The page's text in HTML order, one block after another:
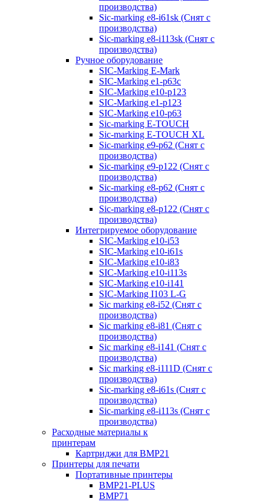
производства)
Sic-marking e8-i61sk (Снят с
производства)
Sic-marking e8-i113sk (Снят с
производства)
Ручное оборудование
SIC-Marking E-Mark
SIC-Marking e1-p63с
SIC-Marking e10-p123
SIC-Marking e1-p123
SIC-Marking e10-p63
Sic-marking E-TOUCH
Sic-marking E-TOUCH XL
Sic-marking e9-p62 (Снят с
производства)
Sic-marking e9-p122 (Снят с
производства)
Sic-marking e8-p62 (Снят с
производства)
Sic-marking e8-p122 (Снят с
производства)
Интегрируемое оборудование
SIC-Marking e10-i53
SIC-Marking e10-i61s
SIC-Marking e10-i83
SIC-Marking e10-i113s
SIC-Marking e10-i141
SIC-Marking I103 L-G
Sic marking e8-i52 (Снят с
производства)
Sic marking e8-i81 (Снят с
производства)
Sic marking e8-i141 (Снят с
производства)
Sic marking e8-i111D (Снят с
производства)
Sic-marking e8-i61s (Снят с
производства)
Sic-marking e8-i113s (Снят с
производства)
Расходные материалы к
принтерам
Картриджи для BMP21
Принтеры для печати
Портативные принтеры
BMP21-PLUS
BMP71